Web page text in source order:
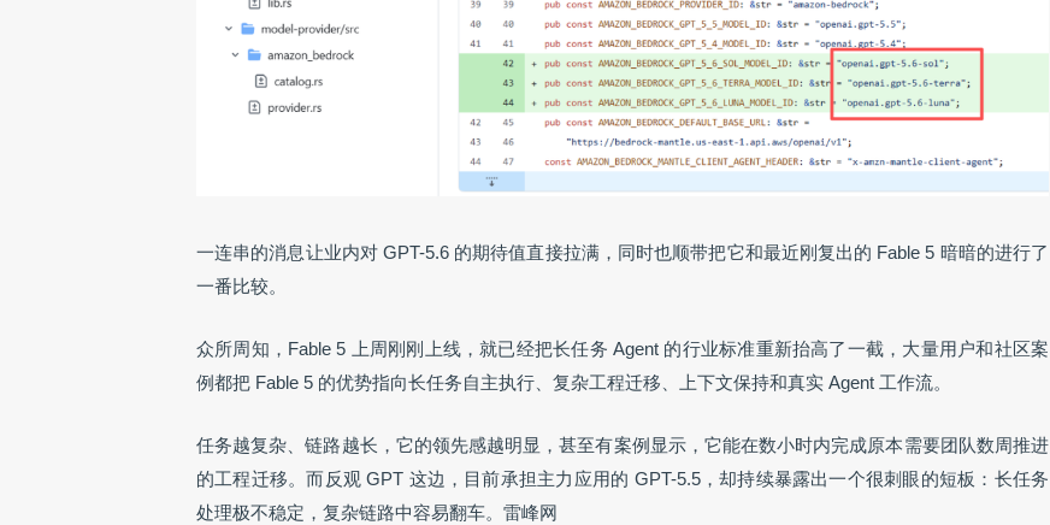
一连串的消息让业内对 GPT-5.6 的期待值直接拉满，同时也顺带把它和最近刚复出的 Fable 5 暗暗的进行了
一番比较。
众所周知，Fable 5 上周刚刚上线，就已经把长任务 Agent 的行业标准重新抬高了一截，大量用户和社区案
例都把 Fable 5 的优势指向长任务自主执行、复杂工程迁移、上下文保持和真实 Agent 工作流。
任务越复杂、链路越长，它的领先感越明显，甚至有案例显示，它能在数小时内完成原本需要团队数周推进
的工程迁移。而反观 GPT 这边，目前承担主力应用的 GPT-5.5，却持续暴露出一个很刺眼的短板：长任务
处理极不稳定，复杂链路中容易翻车。雷峰网